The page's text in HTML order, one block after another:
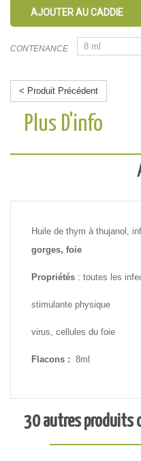
AJOUTER AU CADDIE
CONTENANCE
< Produit Précédent
Plus D'info
Huile de thym à thujanol,
gorges, foie
Propriétés : toutes les
stimulante physique
virus, cellules du foie
Flacons : 8ml
30 autres produits